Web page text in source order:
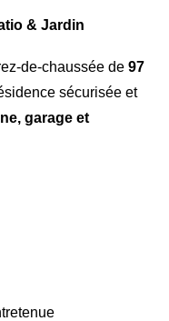
& Jardin
de-chaussée de 97
sécurisée et
garage et